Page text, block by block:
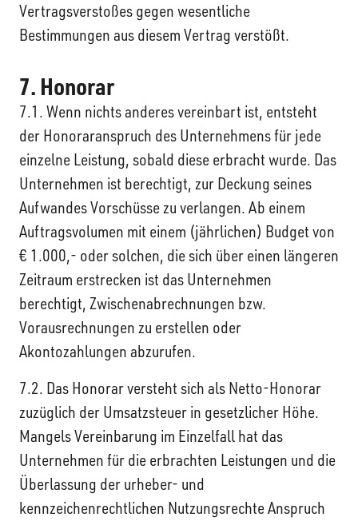
Vertragsverstoßes gegen wesentliche
Bestimmungen aus diesem Vertrag verstößt.
7. Honorar
7.1. Wenn nichts anderes vereinbart ist, entsteht
der Honoraranspruch des Unternehmens für jede
einzelne Leistung, sobald diese erbracht wurde. Das
Unternehmen ist berechtigt, zur Deckung seines
Aufwandes Vorschüsse zu verlangen. Ab einem
Auftragsvolumen mit einem (jährlichen) Budget von
€ 1.000,- oder solchen, die sich über einen längeren
Zeitraum erstrecken ist das Unternehmen
berechtigt, Zwischenabrechnungen bzw.
Vorausrechnungen zu erstellen oder
Akontozahlungen abzurufen.
7.2. Das Honorar versteht sich als Netto-Honorar
zuzüglich der Umsatzsteuer in gesetzlicher Höhe.
Mangels Vereinbarung im Einzelfall hat das
Unternehmen für die erbrachten Leistungen und die
Überlassung der urheber- und
kennzeichenrechtlichen Nutzungsrechte Anspruch